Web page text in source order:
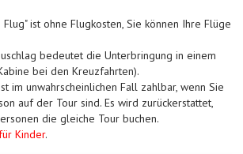
Flug" ist ohne Flugkosten, Sie können Ihre Flüge
bedeutet die Unterbringung in einem
bei den Kreuzfahrten).
im unwahrscheinlichen Fall zahlbar, wenn Sie
auf der Tour sind. Es wird zurückerstattet,
die gleiche Tour buchen.
Kinder.